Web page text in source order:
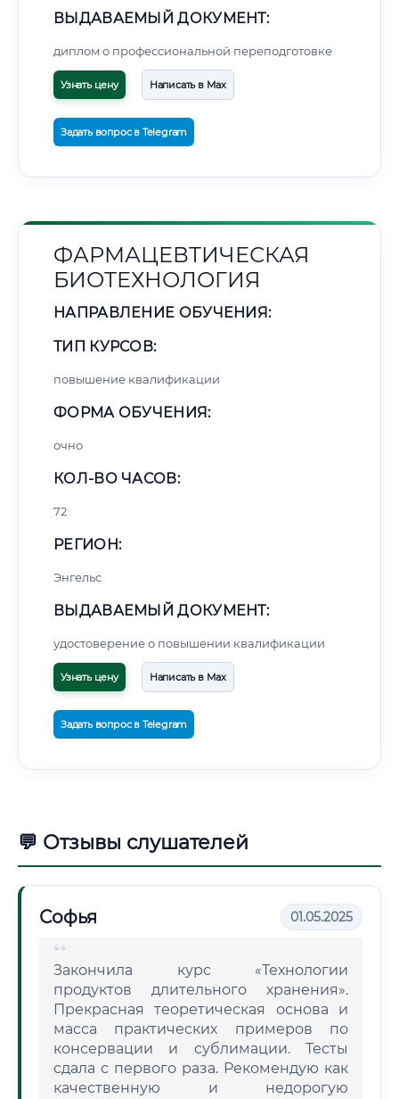
ВЫДАВАЕМЫЙ ДОКУМЕНТ:
диплом о профессиональной переподготовке
Узнать цену Написать в Max
Задать вопрос в Telegram
ФАРМАЦЕВТИЧЕСКАЯ
БИОТЕХНОЛОГИЯ
НАПРАВЛЕНИЕ ОБУЧЕНИЯ:
ТИП КУРСОВ:
повышение квалификации
ФОРМА ОБУЧЕНИЯ:
очно
КОЛ-ВО ЧАСОВ:
72
РЕГИОН:
Энгельс
ВЫДАВАЕМЫЙ ДОКУМЕНТ:
удостоверение о повышении квалификации
Узнать цену Написать в Max
Задать вопрос в Telegram
💬 Отзывы слушателей
Софья 01.05.2025
Закончила курс «Технологии
продуктов длительного хранения».
Прекрасная теоретическая основа и
масса практических примеров по
консервации и сублимации. Тесты
сдала с первого раза. Рекомендую как
качественную и недорогую